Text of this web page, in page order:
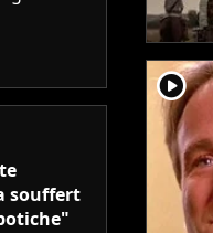
souffert
player2